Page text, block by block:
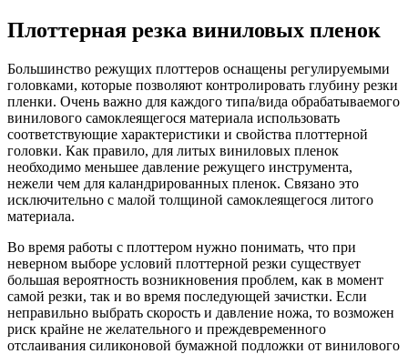
Плоттерная резка виниловых пленок
Большинство режущих плоттеров оснащены регулируемыми
головками, которые позволяют контролировать глубину резки
пленки. Очень важно для каждого типа/вида обрабатываемого
винилового самоклеящегося материала использовать
соответствующие характеристики и свойства плоттерной
головки. Как правило, для литых виниловых пленок
необходимо меньшее давление режущего инструмента,
нежели чем для каландрированных пленок. Связано это
исключительно с малой толщиной самоклеящегося литого
материала.
Во время работы с плоттером нужно понимать, что при
неверном выборе условий плоттерной резки существует
большая вероятность возникновения проблем, как в момент
самой резки, так и во время последующей зачистки. Если
неправильно выбрать скорость и давление ножа, то возможен
риск крайне не желательного и преждевременного
отслаивания силиконовой бумажной подложки от винилового